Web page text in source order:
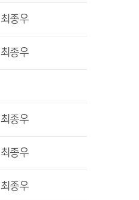
최종우
최종우
최종우
최종우
최종우